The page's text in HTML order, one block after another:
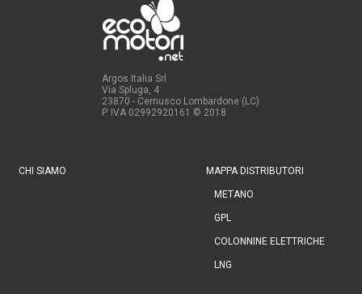
Argos Italia Srl
Via Spluga, 4
23870 - Cernusco Lombardone (LC)
P. IVA 02992920161 © 2018
CHI SIAMO MAPPA DISTRIBUTORI
METANO
GPL
COLONNINE ELETTRICHE
LNG